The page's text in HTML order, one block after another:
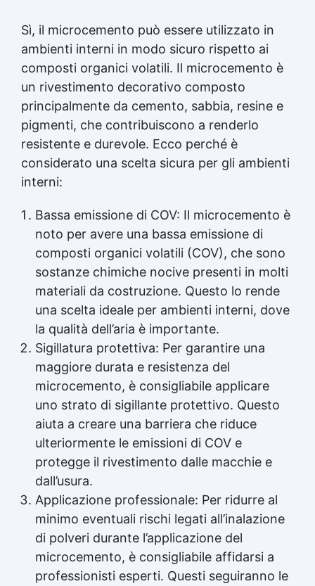
Sì, il microcemento può essere utilizzato in
ambienti interni in modo sicuro rispetto ai
composti organici volatili. Il microcemento è
un rivestimento decorativo composto
principalmente da cemento, sabbia, resine e
pigmenti, che contribuiscono a renderlo
resistente e durevole. Ecco perché è
considerato una scelta sicura per gli ambienti
interni:
Bassa emissione di COV: Il microcemento è
noto per avere una bassa emissione di
composti organici volatili (COV), che sono
sostanze chimiche nocive presenti in molti
materiali da costruzione. Questo lo rende
una scelta ideale per ambienti interni, dove
la qualità dell’aria è importante.
Sigillatura protettiva: Per garantire una
maggiore durata e resistenza del
microcemento, è consigliabile applicare
uno strato di sigillante protettivo. Questo
aiuta a creare una barriera che riduce
ulteriormente le emissioni di COV e
protegge il rivestimento dalle macchie e
dall’usura.
Applicazione professionale: Per ridurre al
minimo eventuali rischi legati all’inalazione
di polveri durante l’applicazione del
microcemento, è consigliabile affidarsi a
professionisti esperti. Questi seguiranno le